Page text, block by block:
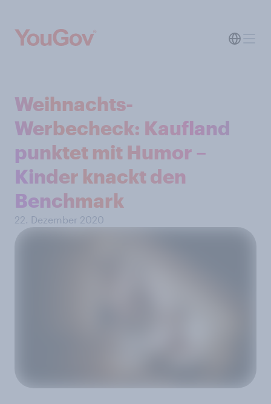
Weihnachts-
Werbecheck: Kaufland
punktet mit Humor –
Kinder knackt den
Benchmark
22. Dezember 2020